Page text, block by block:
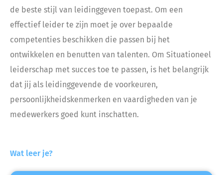
de beste stijl van leidinggeven toepast. Om een
effectief leider te zijn moet je over bepaalde
competenties beschikken die passen bij het
ontwikkelen en benutten van talenten. Om Situationeel
leiderschap met succes toe te passen, is het belangrijk
dat jij als leidinggevende de voorkeuren,
persoonlijkheidskenmerken en vaardigheden van je
medewerkers goed kunt inschatten.
Wat leer je?